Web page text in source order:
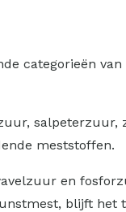
categorieën
salpeterzuur,
meststoffen.
en
blijft het